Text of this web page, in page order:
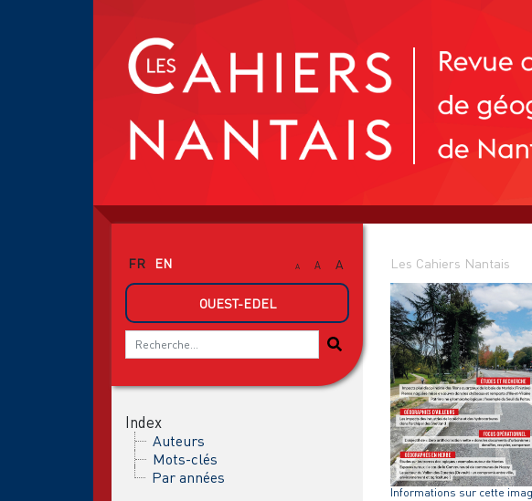
FR EN A A A
OUEST-EDEL
Index
Auteurs
Mots-clés
Par années
Les Cahiers Nantais
Informations sur cette